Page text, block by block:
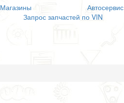
Магазины
Автосервис
Запрос запчастей по VIN